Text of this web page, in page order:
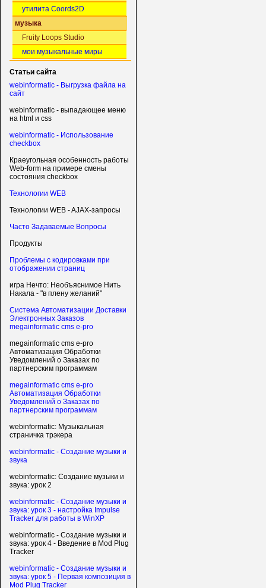
утилита Coords2D
музыка
Fruity Loops Studio
мои музыкальные миры
Статьи сайта
webinformatic - Выгрузка файла на
сайт
webinformatic - выпадающее меню
на html и css
webinformatic - Использование
checkbox
Краеугольная особенность работы
Web-form на примере смены
состояния checkbox
Технологии WEB
Технологии WEB - AJAX-запросы
Часто Задаваемые Вопросы
Продукты
Проблемы с кодировками при
отображении страниц
игра Нечто: Необъяснимое Нить
Накала - "в плену желаний"
Система Автоматизации Доставки
Электронных Заказов
megainformatic cms e-pro
megainformatic cms e-pro
Автоматизация Обработки
Уведомлений о Заказах по
партнерским программам
megainformatic cms e-pro
Автоматизация Обработки
Уведомлений о Заказах по
партнерским программам
webinformatic: Музыкальная
страничка трэкера
webinformatic - Создание музыки и
звука
webinformatic: Создание музыки и
звука: урок 2
webinformatic - Создание музыки и
звука: урок 3 - настройка Impulse
Tracker для работы в WinXP
webinformatic - Создание музыки и
звука: урок 4 - Введение в Mod Plug
Tracker
webinformatic - Создание музыки и
звука: урок 5 - Первая композиция в
Mod Plug Tracker